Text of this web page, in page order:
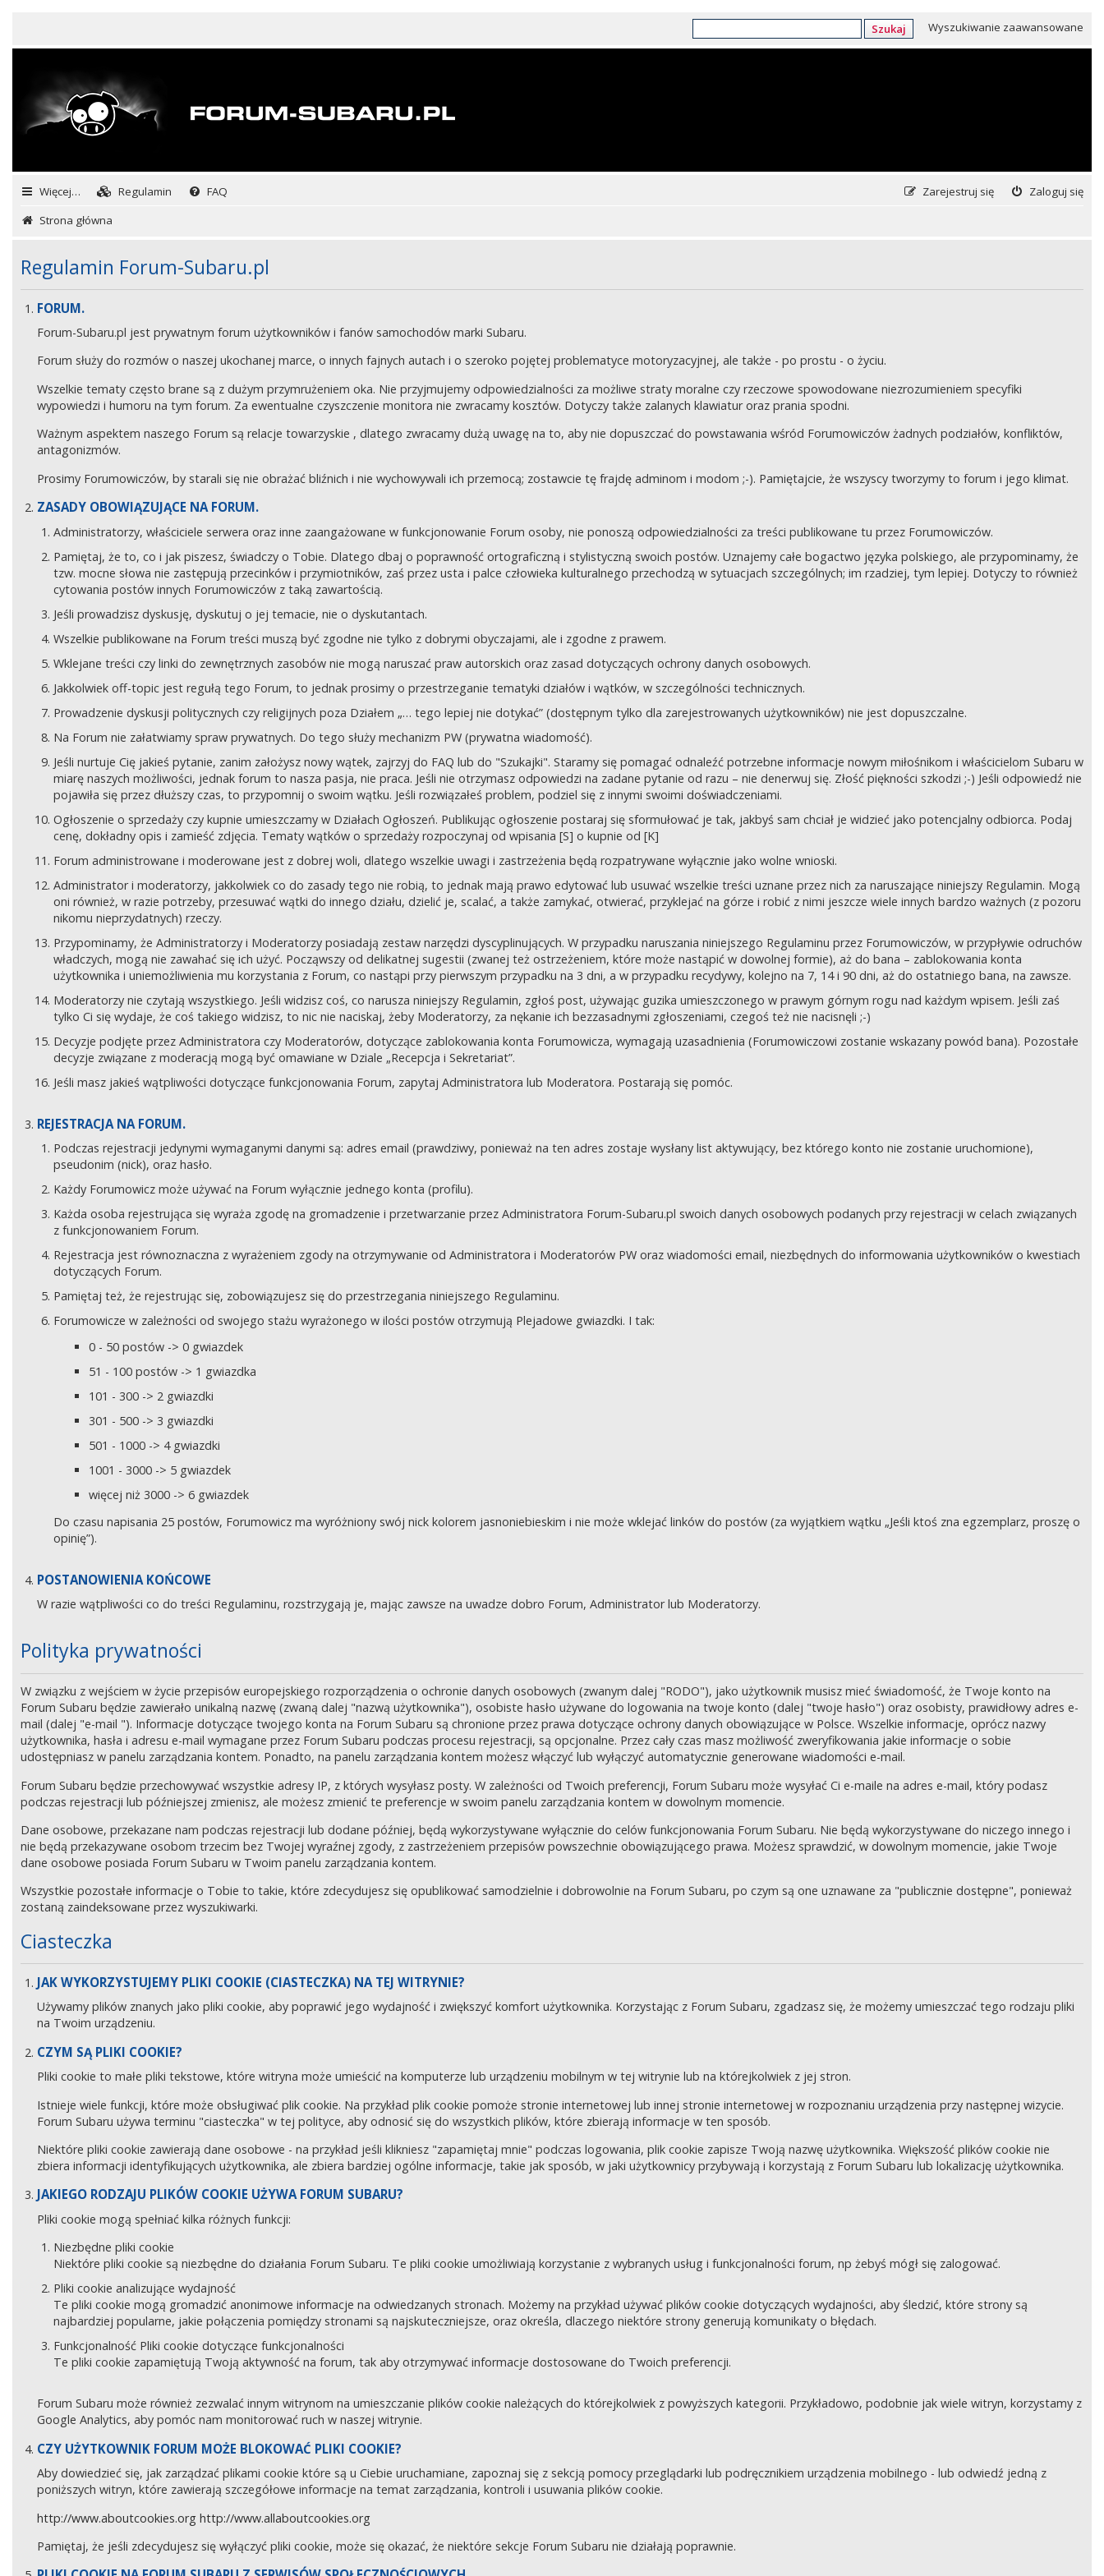
Szukaj Wyszukiwanie zaawansowane
Więcej… Regulamin FAQ Zaloguj się
Zarejestruj się
Strona główna
Regulamin Forum-Subaru.pl
FORUM.
Forum-Subaru.pl jest prywatnym forum użytkowników i fanów samochodów marki Subaru.
Forum służy do rozmów o naszej ukochanej marce, o innych fajnych autach i o szeroko pojętej problematyce motoryzacyjnej, ale także - po prostu - o życiu.
Wszelkie tematy często brane są z dużym przymrużeniem oka. Nie przyjmujemy odpowiedzialności za możliwe straty moralne czy rzeczowe spowodowane niezrozumieniem specyfiki
wypowiedzi i humoru na tym forum. Za ewentualne czyszczenie monitora nie zwracamy kosztów. Dotyczy także zalanych klawiatur oraz prania spodni.
Ważnym aspektem naszego Forum są relacje towarzyskie , dlatego zwracamy dużą uwagę na to, aby nie dopuszczać do powstawania wśród Forumowiczów żadnych podziałów, konfliktów,
antagonizmów.
Prosimy Forumowiczów, by starali się nie obrażać bliźnich i nie wychowywali ich przemocą; zostawcie tę frajdę adminom i modom ;-). Pamiętajcie, że wszyscy tworzymy to forum i jego klimat.
ZASADY OBOWIĄZUJĄCE NA FORUM.
Administratorzy, właściciele serwera oraz inne zaangażowane w funkcjonowanie Forum osoby, nie ponoszą odpowiedzialności za treści publikowane tu przez Forumowiczów.
Pamiętaj, że to, co i jak piszesz, świadczy o Tobie. Dlatego dbaj o poprawność ortograficzną i stylistyczną swoich postów. Uznajemy całe bogactwo języka polskiego, ale przypominamy, że
tzw. mocne słowa nie zastępują przecinków i przymiotników, zaś przez usta i palce człowieka kulturalnego przechodzą w sytuacjach szczególnych; im rzadziej, tym lepiej. Dotyczy to również
cytowania postów innych Forumowiczów z taką zawartością.
Jeśli prowadzisz dyskusję, dyskutuj o jej temacie, nie o dyskutantach.
Wszelkie publikowane na Forum treści muszą być zgodne nie tylko z dobrymi obyczajami, ale i zgodne z prawem.
Wklejane treści czy linki do zewnętrznych zasobów nie mogą naruszać praw autorskich oraz zasad dotyczących ochrony danych osobowych.
Jakkolwiek off-topic jest regułą tego Forum, to jednak prosimy o przestrzeganie tematyki działów i wątków, w szczególności technicznych.
Prowadzenie dyskusji politycznych czy religijnych poza Działem „… tego lepiej nie dotykać” (dostępnym tylko dla zarejestrowanych użytkowników) nie jest dopuszczalne.
Na Forum nie załatwiamy spraw prywatnych. Do tego służy mechanizm PW (prywatna wiadomość).
Jeśli nurtuje Cię jakieś pytanie, zanim założysz nowy wątek, zajrzyj do FAQ lub do "Szukajki". Staramy się pomagać odnaleźć potrzebne informacje nowym miłośnikom i właścicielom Subaru w
miarę naszych możliwości, jednak forum to nasza pasja, nie praca. Jeśli nie otrzymasz odpowiedzi na zadane pytanie od razu – nie denerwuj się. Złość piękności szkodzi ;-) Jeśli odpowiedź nie
pojawiła się przez dłuższy czas, to przypomnij o swoim wątku. Jeśli rozwiązałeś problem, podziel się z innymi swoimi doświadczeniami.
Ogłoszenie o sprzedaży czy kupnie umieszczamy w Działach Ogłoszeń. Publikując ogłoszenie postaraj się sformułować je tak, jakbyś sam chciał je widzieć jako potencjalny odbiorca. Podaj
cenę, dokładny opis i zamieść zdjęcia. Tematy wątków o sprzedaży rozpoczynaj od wpisania [S] o kupnie od [K]
Forum administrowane i moderowane jest z dobrej woli, dlatego wszelkie uwagi i zastrzeżenia będą rozpatrywane wyłącznie jako wolne wnioski.
Administrator i moderatorzy, jakkolwiek co do zasady tego nie robią, to jednak mają prawo edytować lub usuwać wszelkie treści uznane przez nich za naruszające niniejszy Regulamin. Mogą
oni również, w razie potrzeby, przesuwać wątki do innego działu, dzielić je, scalać, a także zamykać, otwierać, przyklejać na górze i robić z nimi jeszcze wiele innych bardzo ważnych (z pozoru
nikomu nieprzydatnych) rzeczy.
Przypominamy, że Administratorzy i Moderatorzy posiadają zestaw narzędzi dyscyplinujących. W przypadku naruszania niniejszego Regulaminu przez Forumowiczów, w przypływie odruchów
władczych, mogą nie zawahać się ich użyć. Począwszy od delikatnej sugestii (zwanej też ostrzeżeniem, które może nastąpić w dowolnej formie), aż do bana – zablokowania konta
użytkownika i uniemożliwienia mu korzystania z Forum, co nastąpi przy pierwszym przypadku na 3 dni, a w przypadku recydywy, kolejno na 7, 14 i 90 dni, aż do ostatniego bana, na zawsze.
Moderatorzy nie czytają wszystkiego. Jeśli widzisz coś, co narusza niniejszy Regulamin, zgłoś post, używając guzika umieszczonego w prawym górnym rogu nad każdym wpisem. Jeśli zaś
tylko Ci się wydaje, że coś takiego widzisz, to nic nie naciskaj, żeby Moderatorzy, za nękanie ich bezzasadnymi zgłoszeniami, czegoś też nie nacisnęli ;-)
Decyzje podjęte przez Administratora czy Moderatorów, dotyczące zablokowania konta Forumowicza, wymagają uzasadnienia (Forumowiczowi zostanie wskazany powód bana). Pozostałe
decyzje związane z moderacją mogą być omawiane w Dziale „Recepcja i Sekretariat”.
Jeśli masz jakieś wątpliwości dotyczące funkcjonowania Forum, zapytaj Administratora lub Moderatora. Postarają się pomóc.
REJESTRACJA NA FORUM.
Podczas rejestracji jedynymi wymaganymi danymi są: adres email (prawdziwy, ponieważ na ten adres zostaje wysłany list aktywujący, bez którego konto nie zostanie uruchomione),
pseudonim (nick), oraz hasło.
Każdy Forumowicz może używać na Forum wyłącznie jednego konta (profilu).
Każda osoba rejestrująca się wyraża zgodę na gromadzenie i przetwarzanie przez Administratora Forum-Subaru.pl swoich danych osobowych podanych przy rejestracji w celach związanych
z funkcjonowaniem Forum.
Rejestracja jest równoznaczna z wyrażeniem zgody na otrzymywanie od Administratora i Moderatorów PW oraz wiadomości email, niezbędnych do informowania użytkowników o kwestiach
dotyczących Forum.
Pamiętaj też, że rejestrując się, zobowiązujesz się do przestrzegania niniejszego Regulaminu.
Forumowicze w zależności od swojego stażu wyrażonego w ilości postów otrzymują Plejadowe gwiazdki. I tak:
0 - 50 postów -> 0 gwiazdek
51 - 100 postów -> 1 gwiazdka
101 - 300 -> 2 gwiazdki
301 - 500 -> 3 gwiazdki
501 - 1000 -> 4 gwiazdki
1001 - 3000 -> 5 gwiazdek
więcej niż 3000 -> 6 gwiazdek
Do czasu napisania 25 postów, Forumowicz ma wyróżniony swój nick kolorem jasnoniebieskim i nie może wklejać linków do postów (za wyjątkiem wątku „Jeśli ktoś zna egzemplarz, proszę o
opinię”).
POSTANOWIENIA KOŃCOWE
W razie wątpliwości co do treści Regulaminu, rozstrzygają je, mając zawsze na uwadze dobro Forum, Administrator lub Moderatorzy.
Polityka prywatności
W związku z wejściem w życie przepisów europejskiego rozporządzenia o ochronie danych osobowych (zwanym dalej "RODO"), jako użytkownik musisz mieć świadomość, że Twoje konto na
Forum Subaru będzie zawierało unikalną nazwę (zwaną dalej "nazwą użytkownika"), osobiste hasło używane do logowania na twoje konto (dalej "twoje hasło") oraz osobisty, prawidłowy adres e-
mail (dalej "e-mail "). Informacje dotyczące twojego konta na Forum Subaru są chronione przez prawa dotyczące ochrony danych obowiązujące w Polsce. Wszelkie informacje, oprócz nazwy
użytkownika, hasła i adresu e-mail wymagane przez Forum Subaru podczas procesu rejestracji, są opcjonalne. Przez cały czas masz możliwość zweryfikowania jakie informacje o sobie
udostępniasz w panelu zarządzania kontem. Ponadto, na panelu zarządzania kontem możesz włączyć lub wyłączyć automatycznie generowane wiadomości e-mail.
Forum Subaru będzie przechowywać wszystkie adresy IP, z których wysyłasz posty. W zależności od Twoich preferencji, Forum Subaru może wysyłać Ci e-maile na adres e-mail, który podasz
podczas rejestracji lub późniejszej zmienisz, ale możesz zmienić te preferencje w swoim panelu zarządzania kontem w dowolnym momencie.
Dane osobowe, przekazane nam podczas rejestracji lub dodane później, będą wykorzystywane wyłącznie do celów funkcjonowania Forum Subaru. Nie będą wykorzystywane do niczego innego i
nie będą przekazywane osobom trzecim bez Twojej wyraźnej zgody, z zastrzeżeniem przepisów powszechnie obowiązującego prawa. Możesz sprawdzić, w dowolnym momencie, jakie Twoje
dane osobowe posiada Forum Subaru w Twoim panelu zarządzania kontem.
Wszystkie pozostałe informacje o Tobie to takie, które zdecydujesz się opublikować samodzielnie i dobrowolnie na Forum Subaru, po czym są one uznawane za "publicznie dostępne", ponieważ
zostaną zaindeksowane przez wyszukiwarki.
Ciasteczka
JAK WYKORZYSTUJEMY PLIKI COOKIE (CIASTECZKA) NA TEJ WITRYNIE?
Używamy plików znanych jako pliki cookie, aby poprawić jego wydajność i zwiększyć komfort użytkownika. Korzystając z Forum Subaru, zgadzasz się, że możemy umieszczać tego rodzaju pliki
na Twoim urządzeniu.
CZYM SĄ PLIKI COOKIE?
Pliki cookie to małe pliki tekstowe, które witryna może umieścić na komputerze lub urządzeniu mobilnym w tej witrynie lub na którejkolwiek z jej stron.
Istnieje wiele funkcji, które może obsługiwać plik cookie. Na przykład plik cookie pomoże stronie internetowej lub innej stronie internetowej w rozpoznaniu urządzenia przy następnej wizycie.
Forum Subaru używa terminu "ciasteczka" w tej polityce, aby odnosić się do wszystkich plików, które zbierają informacje w ten sposób.
Niektóre pliki cookie zawierają dane osobowe - na przykład jeśli klikniesz "zapamiętaj mnie" podczas logowania, plik cookie zapisze Twoją nazwę użytkownika. Większość plików cookie nie
zbiera informacji identyfikujących użytkownika, ale zbiera bardziej ogólne informacje, takie jak sposób, w jaki użytkownicy przybywają i korzystają z Forum Subaru lub lokalizację użytkownika.
JAKIEGO RODZAJU PLIKÓW COOKIE UŻYWA FORUM SUBARU?
Pliki cookie mogą spełniać kilka różnych funkcji:
Niezbędne pliki cookie
Niektóre pliki cookie są niezbędne do działania Forum Subaru. Te pliki cookie umożliwiają korzystanie z wybranych usług i funkcjonalności forum, np żebyś mógł się zalogować.
Pliki cookie analizujące wydajność
Te pliki cookie mogą gromadzić anonimowe informacje na odwiedzanych stronach. Możemy na przykład używać plików cookie dotyczących wydajności, aby śledzić, które strony są
najbardziej popularne, jakie połączenia pomiędzy stronami są najskuteczniejsze, oraz określa, dlaczego niektóre strony generują komunikaty o błędach.
Funkcjonalność Pliki cookie dotyczące funkcjonalności
Te pliki cookie zapamiętują Twoją aktywność na forum, tak aby otrzymywać informacje dostosowane do Twoich preferencji.
Forum Subaru może również zezwalać innym witrynom na umieszczanie plików cookie należących do którejkolwiek z powyższych kategorii. Przykładowo, podobnie jak wiele witryn, korzystamy z
Google Analytics, aby pomóc nam monitorować ruch w naszej witrynie.
CZY UŻYTKOWNIK FORUM MOŻE BLOKOWAĆ PLIKI COOKIE?
Aby dowiedzieć się, jak zarządzać plikami cookie które są u Ciebie uruchamiane, zapoznaj się z sekcją pomocy przeglądarki lub podręcznikiem urządzenia mobilnego - lub odwiedź jedną z
poniższych witryn, które zawierają szczegółowe informacje na temat zarządzania, kontroli i usuwania plików cookie.
http://www.aboutcookies.org http://www.allaboutcookies.org
Pamiętaj, że jeśli zdecydujesz się wyłączyć pliki cookie, może się okazać, że niektóre sekcje Forum Subaru nie działają poprawnie.